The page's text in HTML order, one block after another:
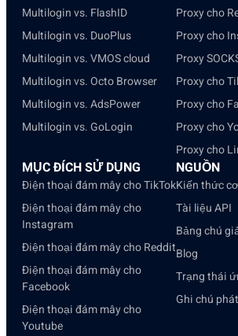
Multilogin vs. FlashID
Multilogin vs. DuoPlus
Multilogin vs. VMOS cloud
Multilogin vs. Octo Browser
Multilogin vs. AdsPower
Multilogin vs. GoLogin
Proxy cho
Proxy cho
Proxy
Proxy cho
Proxy cho
Proxy cho
Proxy cho
MỤC ĐÍCH SỬ DỤNG
Điện thoại đám mây cho TikTok
Điện thoại đám mây cho
Instagram
Điện thoại đám mây cho Reddit
Điện thoại đám mây cho
Facebook
Điện thoại đám mây cho
Youtube
NGUỒN
Kiến thức
Tài liệu API
Bảng chú
Blog
Trạng thái
Ghi chú